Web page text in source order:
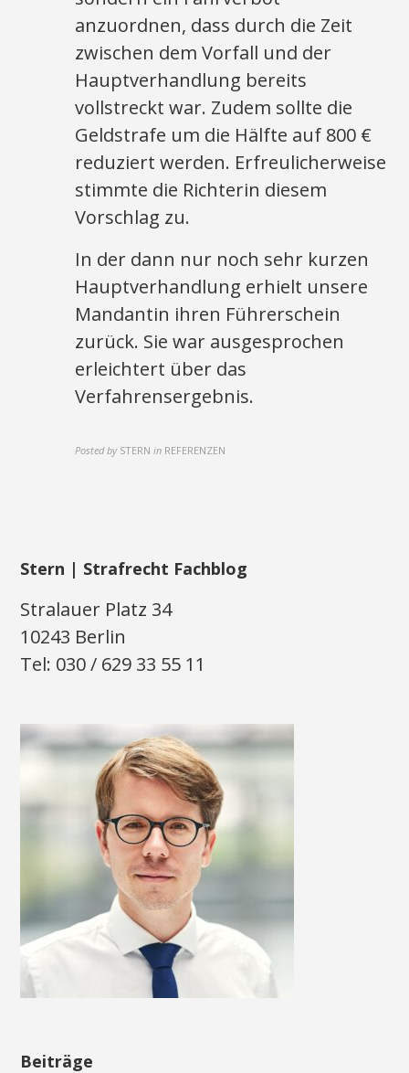
anzuordnen, dass durch die Zeit
zwischen dem Vorfall und der
Hauptverhandlung bereits
vollstreckt war. Zudem sollte die
Geldstrafe um die Hälfte auf 800 €
reduziert werden. Erfreulicherweise
stimmte die Richterin diesem
Vorschlag zu.
In der dann nur noch sehr kurzen
Hauptverhandlung erhielt unsere
Mandantin ihren Führerschein
zurück. Sie war ausgesprochen
erleichtert über das
Verfahrensergebnis.
Posted by STERN in REFERENZEN
Stern | Strafrecht Fachblog
Stralauer Platz 34
10243 Berlin
Tel: 030 / 629 33 55 11
Beiträge